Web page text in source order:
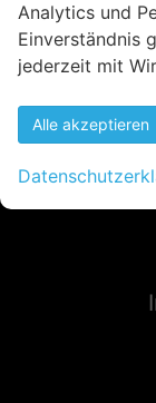
Analytics und
Einverständnis
jederzeit mit
Alle akzeptieren